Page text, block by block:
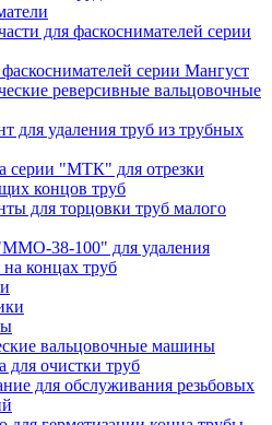
для фаскоснимателей серии
серии Мангуст
реверсивные вальцовочные
для удаления труб из трубных
серии "МТК" для отрезки
концов труб
для торцовки труб малого
38-100" для удаления
концах труб
вальцовочные машины
для очистки труб
для обслуживания резьбовых